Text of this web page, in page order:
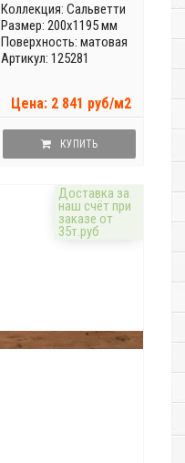
Коллекция: Сальветти
Размер: 200x1195 мм
Поверхность: матовая
Артикул: 125281
Цена: 2 841 руб/м2
КУПИТЬ
Доставка за
наш счёт при
заказе от
35т.руб